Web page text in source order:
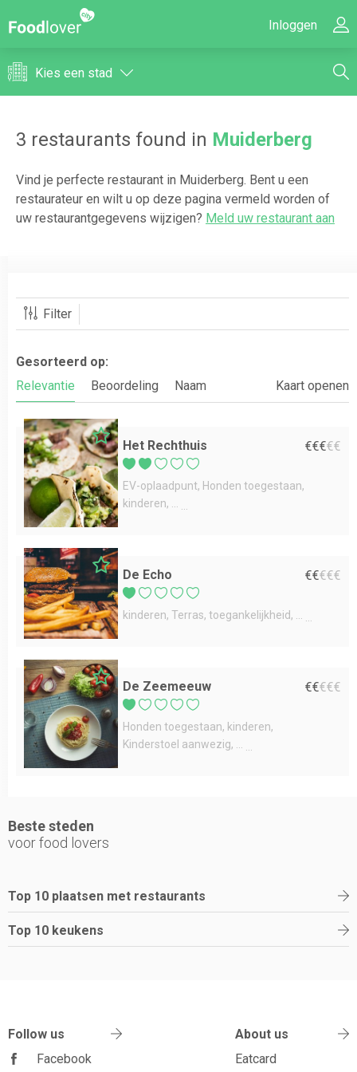
Inloggen
Kies een stad
3 restaurants found in Muiderberg
Vind je perfecte restaurant in Muiderberg. Bent u een
restaurateur en wilt u op deze pagina vermeld worden of
uw restaurantgegevens wijzigen? Meld uw restaurant aan
Filter
Gesorteerd op:
Relevantie
Beoordeling Naam Kaart openen
Het Rechthuis €€€€€
EV-oplaadpunt Honden toegestaan
kinderen
De Echo €€€€€
kinderen Terras toegankelijkheid
De Zeemeeuw €€€€€
Honden toegestaan kinderen
Kinderstoel aanwezig
Beste steden
voor food lovers
Top 10 plaatsen met restaurants
Top 10 keukens
Follow us
Facebook
About us
Eatcard